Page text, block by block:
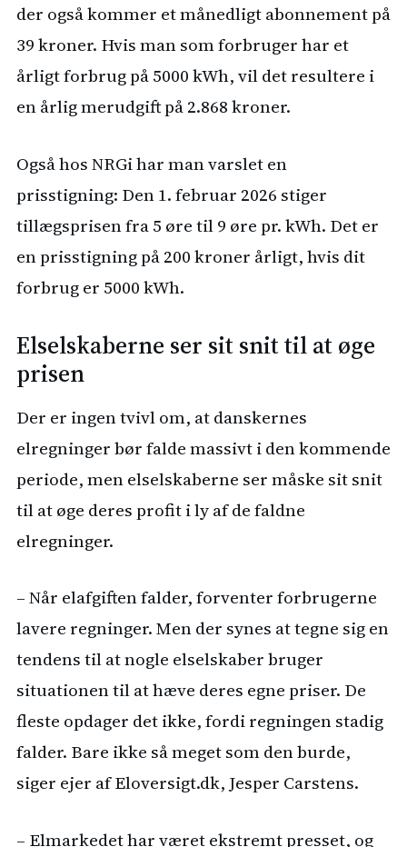
der også kommer et månedligt abonnement på
39 kroner. Hvis man som forbruger har et
årligt forbrug på 5000 kWh, vil det resultere i
en årlig merudgift på 2.868 kroner.
Også hos NRGi har man varslet en
prisstigning: Den 1. februar 2026 stiger
tillægsprisen fra 5 øre til 9 øre pr. kWh. Det er
en prisstigning på 200 kroner årligt, hvis dit
forbrug er 5000 kWh.
Elselskaberne ser sit snit til at øge
prisen
Der er ingen tvivl om, at danskernes
elregninger bør falde massivt i den kommende
periode, men elselskaberne ser måske sit snit
til at øge deres profit i ly af de faldne
elregninger.
– Når elafgiften falder, forventer forbrugerne
lavere regninger. Men der synes at tegne sig en
tendens til at nogle elselskaber bruger
situationen til at hæve deres egne priser. De
fleste opdager det ikke, fordi regningen stadig
falder. Bare ikke så meget som den burde,
siger ejer af Eloversigt.dk, Jesper Carstens.
– Elmarkedet har været ekstremt presset, og